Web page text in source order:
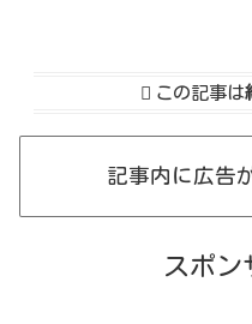
この記事は
記事内に広告
スポン